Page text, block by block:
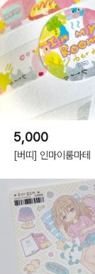
5,000
[버띠] 인마이룸마테